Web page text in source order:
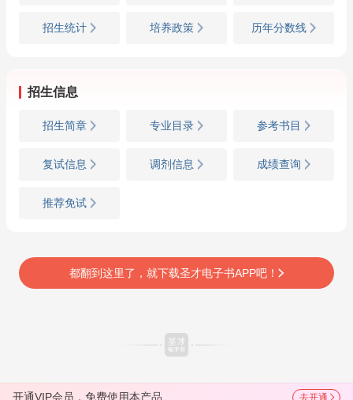
招生统计 培养政策 历年分数线
招生信息
招生简章 专业目录 参考书目
复试信息 调剂信息 成绩查询
推荐免试
都翻到这里了，就下载圣才电子书APP吧！
开通VIP会员，免费使用本产品 去开通